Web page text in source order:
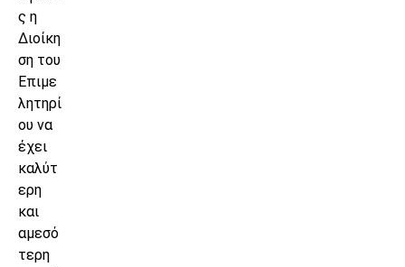
ς η
Διοίκη
ση του
Επιμε
λητηρί
ου να
έχει
καλύτ
ερη
και
αμεσό
τερη